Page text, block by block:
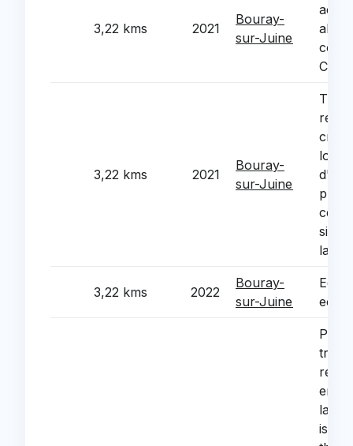
3,22 kms 2021
Bouray-
sur-Juine
3,22 kms 2021
Bouray-
sur-Juine
sis 1
la
3,22 kms 2022
Bouray-
sur-Juine
la